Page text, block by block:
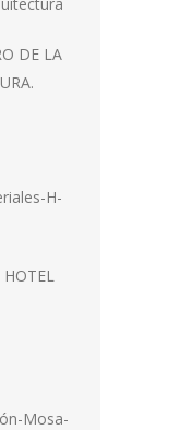
DE LA